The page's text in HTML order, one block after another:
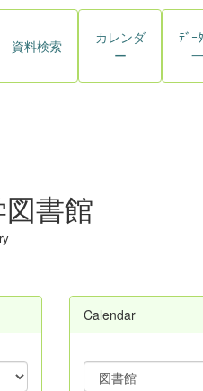
資料検索
カレンダ
ー
ﾃﾞｰ
書館
Calendar